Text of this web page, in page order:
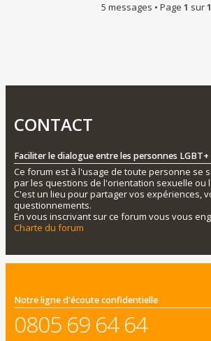
5 messages • Page 1 sur1
CONTACT
Faciliter le dialogue entre les personnes
Ce forum est à l'usage de toute personne se
par les questions de l'orientation sexuelle ou
C'est un lieu pour partager vos expériences,
questionnements.
En vous inscrivant sur ce forum vous vous
Charte du forum
Notre ligne d'écoute confidentielle
0805 69 64 64